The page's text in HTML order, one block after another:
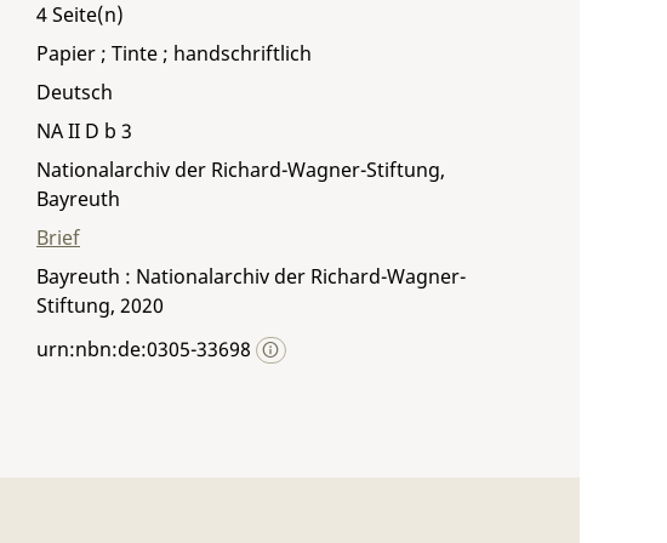
4
Papier ; Tinte ; handschriftlich
Deutsch
NA II D b 3
Nationalarchiv der Richard-Wagner-Stiftung,
Bayreuth
Brief
Bayreuth : Nationalarchiv der Richard-Wagner-
Stiftung, 2020
urn:nbn:de:0305-33698